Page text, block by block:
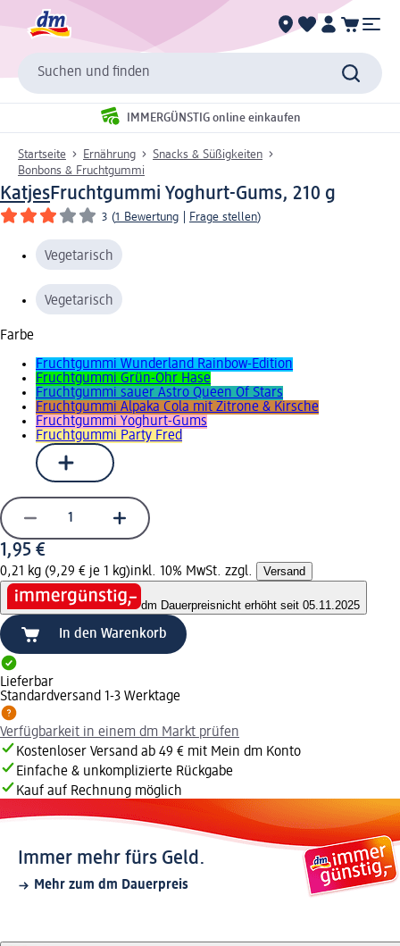
Suchen und finden
IMMERGÜNSTIG online einkaufen
Startseite Ernährung
Snacks & Süßigkeiten
Bonbons & Fruchtgummi
KatjesFruchtgummi Yoghurt-Gums, 210 g
3 (1 Bewertung Frage stellen)
Vegetarisch
Vegetarisch
Farbe
Fruchtgummi Wunderland Rainbow-Edition
Fruchtgummi Grün-Ohr Hase
Fruchtgummi sauer Astro Queen Of Stars
Fruchtgummi Alpaka Cola mit Zitrone & Kirsche
Fruchtgummi Yoghurt-Gums
Fruchtgummi Party Fred
1,95 €
0,21 kg (9,29 € je 1 kg)inkl. 10% MwSt. zzgl. Versand
dm Dauerpreisnicht erhöht seit 05.11.2025
In den Warenkorb
Lieferbar
Standardversand 1-3 Werktage
Verfügbarkeit in einem dm Markt prüfen
Kostenloser Versand ab 49 € mit Mein dm Konto
Einfache & unkomplizierte Rückgabe
Kauf auf Rechnung möglich
Immer mehr fürs Geld.
Mehr zum dm Dauerpreis